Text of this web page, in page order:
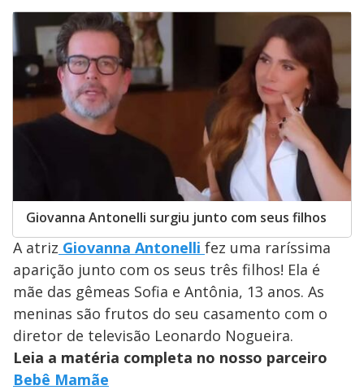
Giovanna Antonelli surgiu junto com seus filhos
A atriz Giovanna Antonelli fez uma raríssima
aparição junto com os seus três filhos! Ela é
mãe das gêmeas Sofia e Antônia, 13 anos. As
meninas são frutos do seu casamento com o
diretor de televisão Leonardo Nogueira.
Leia a matéria completa no nosso parceiro
Bebê Mamãe